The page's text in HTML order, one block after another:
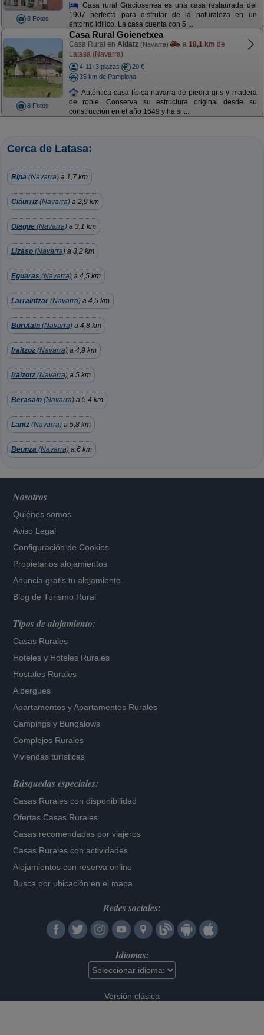
8 Fotos
Casa rural Graciosenea es una casa restaurada del
1907 perfecta para disfrutar de la naturaleza en un
entorno idílico. La casa cuenta con 5 ...
8 Fotos
Casa Rural Goienetxea
Casa Rural en Aldatz (Navarra) a 18,1 km de
Latasa (Navarra)
4-11+3 plazas
20 €
35 km de Pamplona
Auténtica casa típica navarra de piedra gris y madera
de roble. Conserva su estructura original desde su
construcción en el año 1649 y ha si ...
Cerca de Latasa:
Ripa (Navarra) a 1,7 km
Ciáurriz (Navarra) a 2,9 km
Olague (Navarra) a 3,1 km
Lizaso (Navarra) a 3,2 km
Eguaras (Navarra) a 4,5 km
Larraintzar (Navarra) a 4,5 km
Burutain (Navarra) a 4,8 km
Iraitzoz (Navarra) a 4,9 km
Iraizotz (Navarra) a 5 km
Berasain (Navarra) a 5,4 km
Lantz (Navarra) a 5,8 km
Beunza (Navarra) a 6 km
Nosotros
Quiénes somos
Aviso Legal
Configuración de Cookies
Propietarios alojamientos
Anuncia gratis tu alojamiento
Blog de Turismo Rural
Tipos de alojamiento:
Casas Rurales
Hoteles y Hoteles Rurales
Hostales Rurales
Albergues
Apartamentos yApartamentos Rurales
Campings y Bungalows
Complejos Rurales
Viviendas turísticas
Búsquedas especiales:
Casas Rurales con disponibilidad
Ofertas Casas Rurales
Casas recomendadas por viajeros
Casas Rurales con actividades
Alojamientos con reserva online
Busca por ubicación en el mapa
Redes sociales:
Idiomas:
Versión clásica